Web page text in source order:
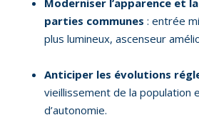
Moderniser l’apparence et
parties communes : entrée
plus lumineux, ascenseur
Anticiper les évolutions
vieillissement de la population
d’autonomie.